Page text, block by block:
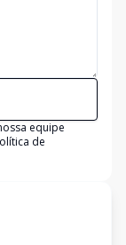
equipe
de